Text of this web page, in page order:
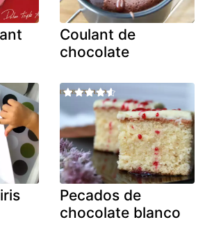
Coulant de
chocolate
Pecados de
chocolate blanco